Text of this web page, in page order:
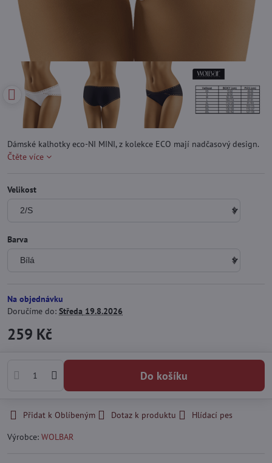
Dámské kalhotky eco-NI MINI, z kolekce ECO mají nadčasový design.
Čtěte více
Velikost
Barva
Na objednávku
Doručíme do: Středa 19.8.2026
259 Kč
Do košíku
Přidat k Oblíbeným Dotaz k produktu
Hlídací pes
Výrobce: WOLBAR